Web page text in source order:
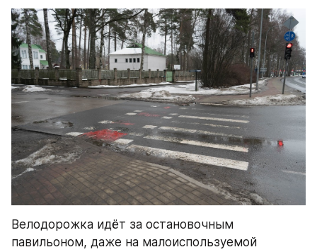
Велодорожка идёт за остановочным
павильоном, даже на малоиспользуемой